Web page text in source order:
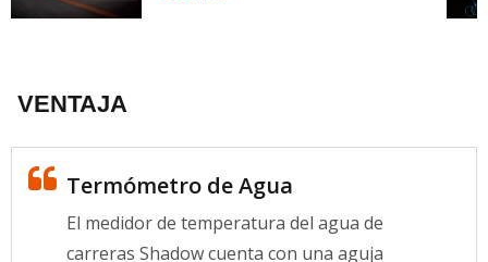
VENTAJA
Termómetro de Agua
El medidor de temperatura del agua de
carreras Shadow cuenta con una aguja